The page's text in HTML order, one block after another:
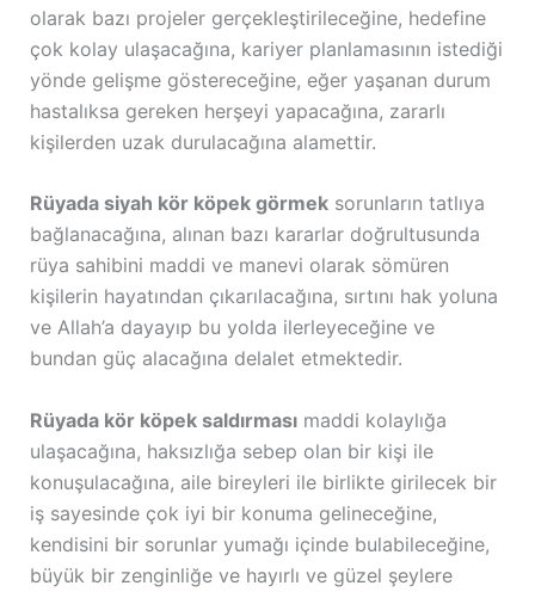
olarak bazı projeler gerçekleştirileceğine, hedefine
çok kolay ulaşacağına, kariyer planlamasının istediği
yönde gelişme göstereceğine, eğer yaşanan durum
hastalıksa gereken herşeyi yapacağına, zararlı
kişilerden uzak durulacağına alamettir.
Rüyada siyah kör köpek görmeksorunların tatlıya
bağlanacağına, alınan bazı kararlar doğrultusunda
rüya sahibini maddi ve manevi olarak sömüren
kişilerin hayatından çıkarılacağına, sırtını hak yoluna
ve Allah’a dayayıp bu yolda ilerleyeceğine ve
bundan güç alacağına delalet etmektedir.
Rüyada kör köpek saldırmasımaddi kolaylığa
ulaşacağına, haksızlığa sebep olan bir kişi ile
konuşulacağına, aile bireyleri ile birlikte girilecek bir
iş sayesinde çok iyi bir konuma gelineceğine,
kendisini bir sorunlar yumağı içinde bulabileceğine,
büyük bir zenginliğe ve hayırlı ve güzel şeylere